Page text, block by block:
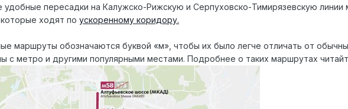
пересадки на Калужско-Рижскую и Серпуховско-Тимирязевскую
ходят по ускоренному коридору.
маршруты обозначаются буквой «м», чтобы их было легче отличать от
с метро и другими популярными местами. Подробнее о таких маршрутах